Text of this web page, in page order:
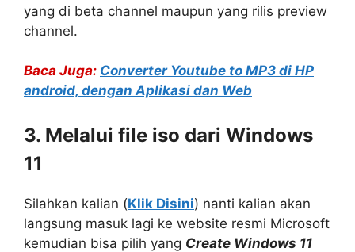
yang di beta channel maupun yang rilis preview
channel.
Baca Juga: Converter Youtube to MP3 di HP
android, dengan Aplikasi dan Web
3. Melalui file iso dari Windows
11
Silahkan kalian (Klik Disini) nanti kalian akan
langsung masuk lagi ke website resmi Microsoft
kemudian bisa pilih yang Create Windows 11